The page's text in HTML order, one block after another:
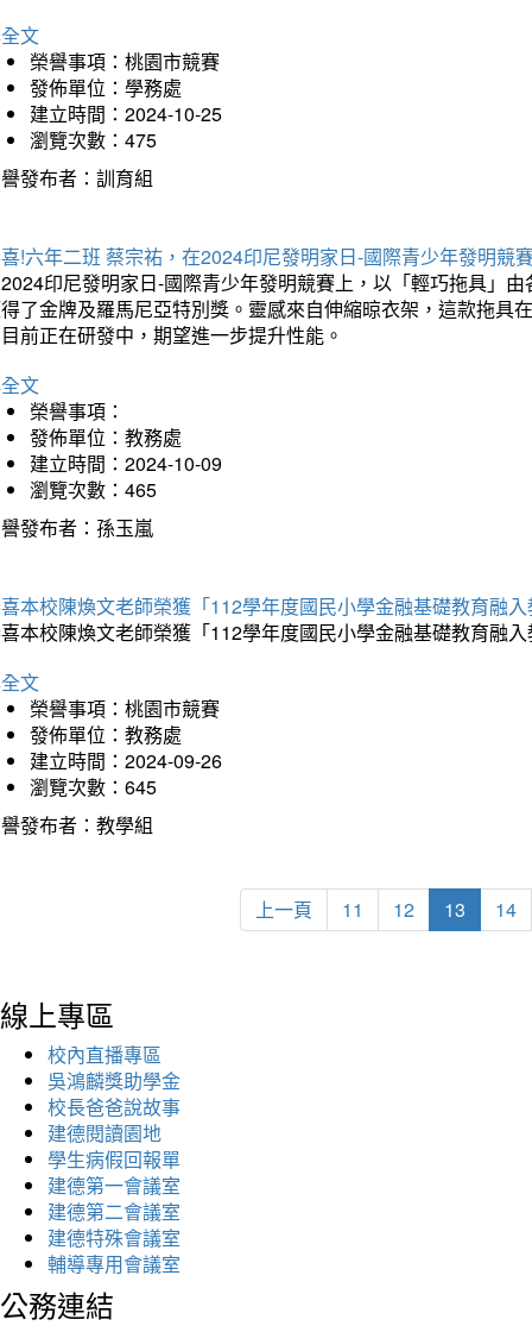
文
榮譽事項：桃園市競賽
發佈單位：學務處
建立時間：2024-10-25
瀏覽次數：475
發布者：訓育組
!六年二班 蔡宗祐，在2024印尼發明家日-國際青少年發明競
印尼發明家日-國際青少年發明競賽上，以「輕巧拖具」
了金牌及羅馬尼亞特別獎。靈感來自伸縮晾衣架，這款拖具
前正在研發中，期望進一步提升性能。
文
榮譽事項：
發佈單位：教務處
建立時間：2024-10-09
瀏覽次數：465
發布者：孫玉嵐
本校陳煥文老師榮獲「112學年度國民小學金融基礎教育融
本校陳煥文老師榮獲「112學年度國民小學金融基礎教育融
文
榮譽事項：桃園市競賽
發佈單位：教務處
建立時間：2024-09-26
瀏覽次數：645
發布者：教學組
上一頁 11 12 13 14
線上專區
校內直播專區
吳鴻麟獎助學金
校長爸爸說故事
建德閱讀園地
學生病假回報單
建德第一會議室
建德第二會議室
建德特殊會議室
輔導專用會議室
公務連結